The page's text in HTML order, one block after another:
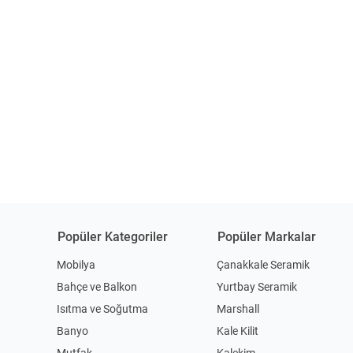
Popüler Kategoriler
Mobilya
Bahçe ve Balkon
Isıtma ve Soğutma
Banyo
Popüler Markalar
Çanakkale Seramik
Yurtbay Seramik
Marshall
Kale Kilit